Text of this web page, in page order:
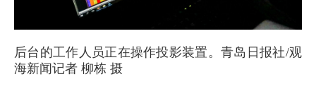
后台的工作人员正在操作投影装置。青岛日报社/观
海新闻记者 柳栋 摄